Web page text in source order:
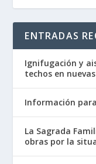
ENTRADAS
Ignifugación y
techos en
Información
La Sagrada
obras por la